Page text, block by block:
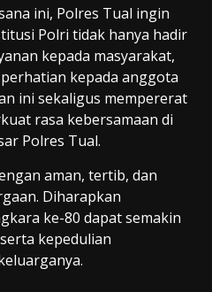
ini, Polres Tual ingin
Polri tidak hanya hadir
kepada masyarakat,
kepada anggota
ini sekaligus mempererat
rasa kebersamaan di
Polres Tual.
aman, tertib, dan
Diharapkan
ke-80 dapat semakin
kepedulian